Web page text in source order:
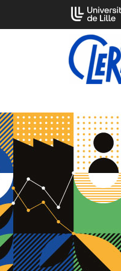
contenu
Cookies management panel